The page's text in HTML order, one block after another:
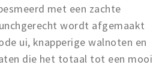
met een zachte
wordt afgemaakt
ui, knapperige walnoten en
die het totaal tot een mooi